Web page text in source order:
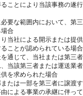
ことにより当該事務の遂
要な範囲内において、第
合
当社による開示または提
ことが認められている場合
を通じて、当社または第三
当該第三者または運送業
を求められた場合
たは一部を第三者に譲渡
による事業の承継に伴っ